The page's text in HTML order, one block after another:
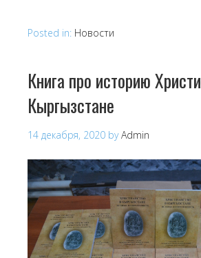
Posted in: Новости
Книга про историю
Кыргызстане
14 декабря, 2020 byAdmin